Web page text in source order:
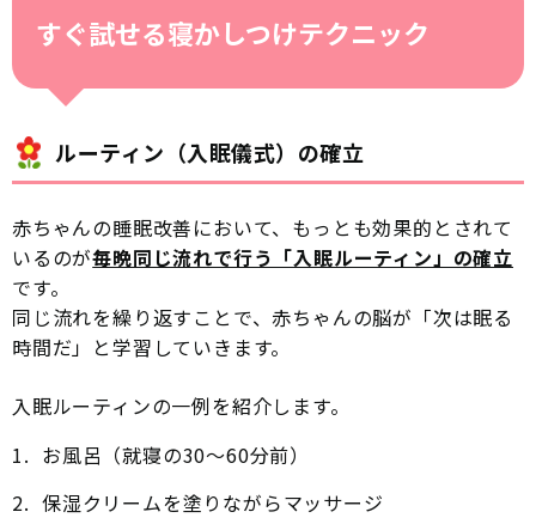
すぐ試せる寝かしつけテクニック
ルーティン（入眠儀式）の確立
赤ちゃんの睡眠改善において、もっとも効果的とされて
いるのが毎晩同じ流れで行う「入眠ルーティン」の確立
です。
同じ流れを繰り返すことで、赤ちゃんの脳が「次は眠る
時間だ」と学習していきます。
入眠ルーティンの一例を紹介します。
お風呂（就寝の30〜60分前）
保湿クリームを塗りながらマッサージ